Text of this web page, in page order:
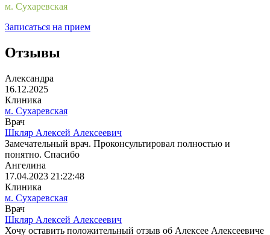
м. Сухаревская
Записаться на прием
Отзывы
Александра
16.12.2025
Клиника
м. Сухаревская
Врач
Шкляр Алексей Алексеевич
Замечательный врач. Проконсультировал полностью и
понятно. Спасибо
Ангелина
17.04.2023 21:22:48
Клиника
м. Сухаревская
Врач
Шкляр Алексей Алексеевич
Хочу оставить положительный отзыв об Алексее Алексеевиче